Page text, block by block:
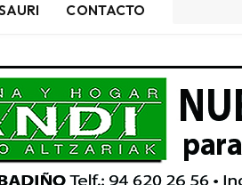
CONTACTO